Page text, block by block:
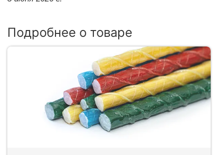
Подробнее о товаре